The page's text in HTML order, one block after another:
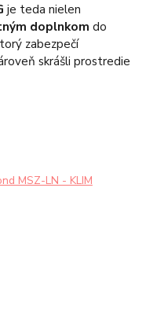
je teda nielen
doplnkom do
zabezpečí
skrášli prostredie
MSZ-LN - KLIM